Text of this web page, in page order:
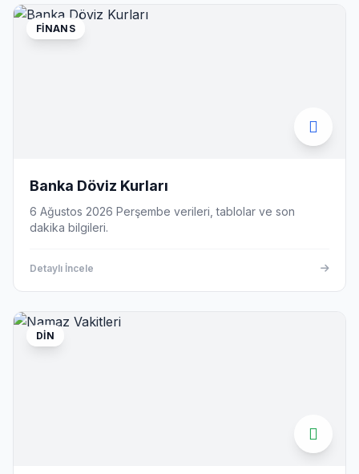
FINANS
Banka Döviz Kurları
6 Ağustos 2026 Perşembe verileri, tablolar ve son
dakika bilgileri.
Detaylı İncele
DIN